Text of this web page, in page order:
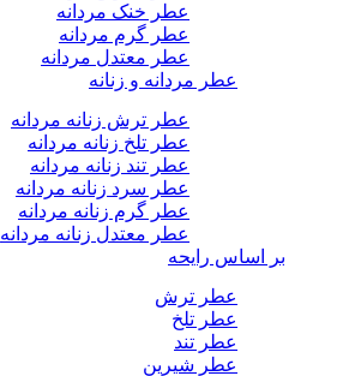
عطر خنک مردانه
عطر گرم مردانه
عطر معتدل مردانه
عطر مردانه و زنانه
عطر ترش زنانه مردانه
عطر تلخ زنانه مردانه
عطر تند زنانه مردانه
عطر سرد زنانه مردانه
عطر گرم زنانه مردانه
عطر معتدل زنانه مردانه
بر اساس رایحه
عطر ترش
عطر تلخ
عطر تند
عطر شیرین